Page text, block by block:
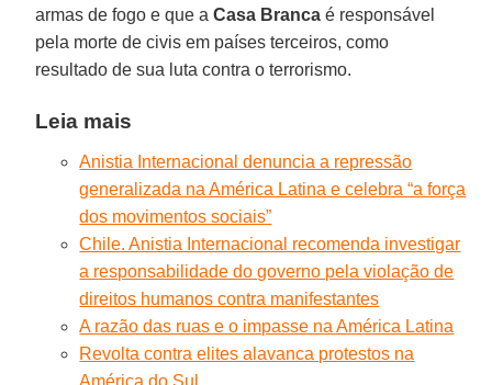
armas de fogo e que aCasa Branca é responsável
pela morte de civis em países terceiros, como
resultado de sua luta contra o terrorismo.
Leia mais
Anistia Internacional denuncia a repressão
generalizada na América Latina e celebra “a força
dos movimentos sociais”
Chile. Anistia Internacional recomenda investigar
a responsabilidade do governo pela violação de
direitos humanos contra manifestantes
A razão das ruas e o impasse na América Latina
Revolta contra elites alavanca protestos na
América do Sul